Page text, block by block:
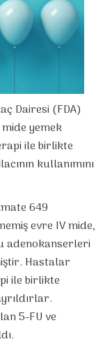
Dairesi (FDA)
yemek
ile birlikte
kullanımını
649
evre IV mide,
adenokanserleri
Hastalar
ile birlikte
5-FU ve